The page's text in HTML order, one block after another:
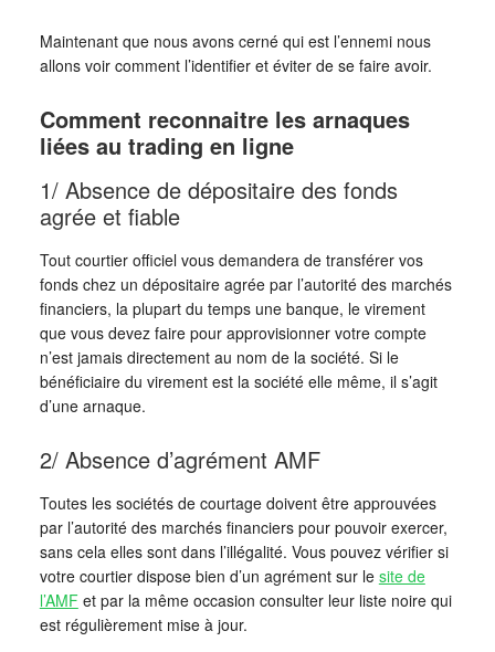
Maintenant que nous avons cerné qui est l’ennemi nous
allons voir comment l’identifier et éviter de se faire avoir.
Comment reconnaitre les arnaques
liées au trading en ligne
1/ Absence de dépositaire des fonds
agrée et fiable
Tout courtier officiel vous demandera de transférer vos
fonds chez un dépositaire agrée par l’autorité des marchés
financiers, la plupart du temps une banque, le virement
que vous devez faire pour approvisionner votre compte
n’est jamais directement au nom de la société. Si le
bénéficiaire du virement est la société elle même, il s’agit
d’une arnaque.
2/ Absence d’agrément AMF
Toutes les sociétés de courtage doivent être approuvées
par l’autorité des marchés financiers pour pouvoir exercer,
sans cela elles sont dans l’illégalité. Vous pouvez vérifier si
votre courtier dispose bien d’un agrément sur le site de
l’AMFet par la même occasion consulter leur liste noire qui
est régulièrement mise à jour.